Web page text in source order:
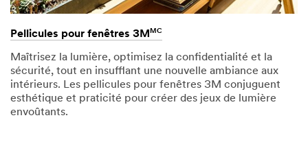
Pellicules pour fenêtres 3M MC
Maîtrisez la lumière, optimisez la confidentialité et la
sécurité, tout en insufflant une nouvelle ambiance aux
intérieurs. Les pellicules pour fenêtres 3M conjuguent
esthétique et praticité pour créer des jeux de lumière
envoûtants.